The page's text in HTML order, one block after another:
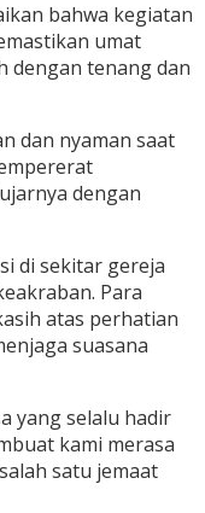
bahwa kegiatan
umat
dengan tenang dan
dan nyaman saat
dengan
di sekitar gereja
Para
atas perhatian
suasana
yang selalu hadir
kami merasa
satu jemaat